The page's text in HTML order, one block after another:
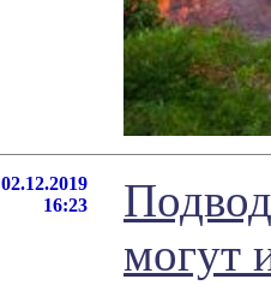
02.12.2019
16:23
могут